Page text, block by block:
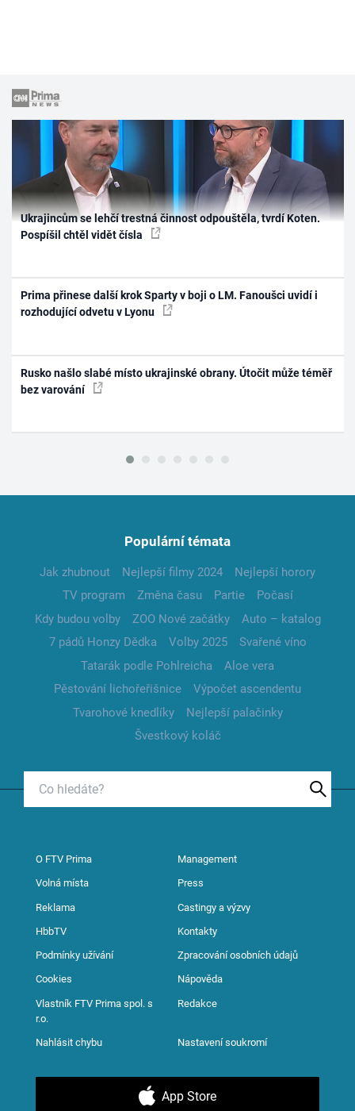
Ukrajincům se lehčí trestná činnost odpouštěla, tvrdí Koten.
Pospíšil chtěl vidět čísla
Prima přinese další krok Sparty v boji o LM. Fanoušci uvidí i
rozhodující odvetu v Lyonu
Rusko našlo slabé místo ukrajinské obrany. Útočit může téměř
bez varování
Populární témata
Jak zhubnout Nejlepší filmy 2024
Nejlepší horory
TV program
Změna času Partie
Počasí
Kdy budou volby
ZOO Nové začátky
Auto – katalog
7 pádů Honzy Dědka
Volby 2025
Svařené víno
Tatarák podle Pohlreicha
Aloe vera
Pěstování lichořeřišnice
Výpočet ascendentu
Tvarohové knedlíky
Nejlepší palačinky
Švestkový koláč
O FTV Prima Management
Volná místa Press
Reklama Castingy a výzvy
HbbTV Kontakty
Podmínky užívání Zpracování osobních údajů
Cookies Nápověda
Vlastník FTV Prima spol. s
r.o.
Redakce
Nahlásit chybu Nastavení soukromí
App Store